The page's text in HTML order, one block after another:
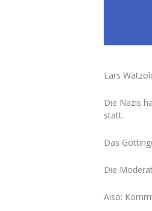
Lars
Die Nazis
statt.
Das
Die
Also: